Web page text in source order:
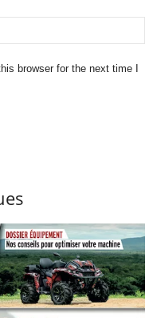
browser for the next time I